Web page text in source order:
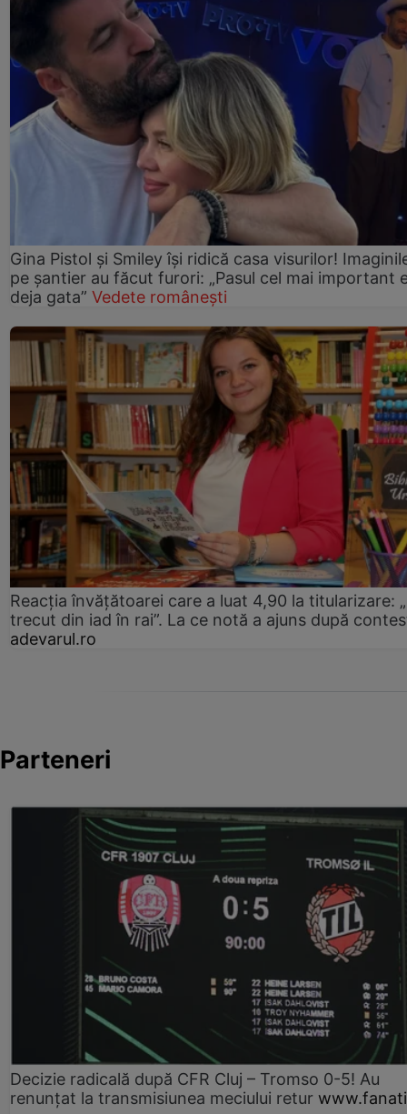
Gina Pistol și Smiley își ridică casa visurilor!
pe șantier au făcut furori: „Pasul cel mai important
deja gata” Vedete românești
Reacția învățătoarei care a luat 4,90 la titularizare:
trecut din iad în rai”. La ce notă a ajuns după
adevarul.ro
Parteneri
Decizie radicală după CFR Cluj – Tromso 0-5! Au
renunțat la transmisiunea meciului retur